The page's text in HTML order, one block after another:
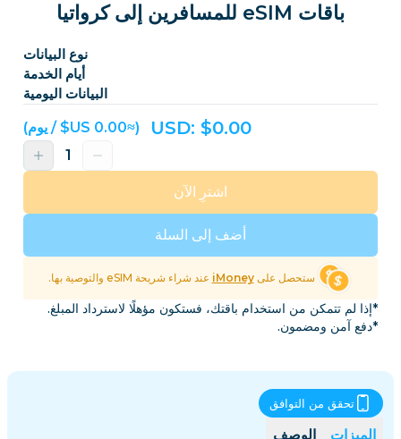
باقات eSIM للمسافرين إلى كرواتيا
نوع البيانات
أيام الخدمة
البيانات اليومية
USD: $0.00 (≈‏0.00 US$ / يوم)
أضف إلى السلة
اشترِ الآن
ستحصل علىiMoney عند شراء شريحة eSIM والتوصية بها.
*إذا لم تتمكن من استخدام باقتك، فستكون مؤهلًا لاسترداد المبلغ.
*دفع آمن ومضمون.
الميزات الوصف
تحقق من التوافق